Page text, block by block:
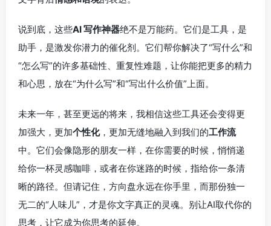
说到底，这些AI 写作神器绝不是万能药。它们是工具，是
助手，是激发你潜力的催化剂。它们帮你解决了“写什么”和
“怎么写”的许多基础性、重复性难题，让你能把更多的精力
和心思，放在“为什么写”和“写出什么价值”上面。
未来一年，甚至更远的将来，我相信这些工具还会变得更
加强大，更加个性化，更加无缝地融入到我们的工作流
中。它们会像隐形的朋友一样，在你需要的时候，悄悄递
给你一杯灵感咖啡，或者在你迷路的时候，指给你一条清
晰的路径。但请记住，方向盘永远在你手里，而那份独一
无二的“人味儿”，才是你文字真正的灵魂。别让AI取代你的
思考，让它成为你思考的延伸。